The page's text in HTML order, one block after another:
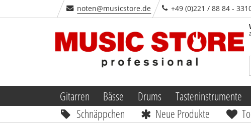
noten@musicstore.de +49 (0)221 / 88 84 -
Gitarren Bässe Drums Tasteninstrumente
Schnäppchen
Neue Produkte